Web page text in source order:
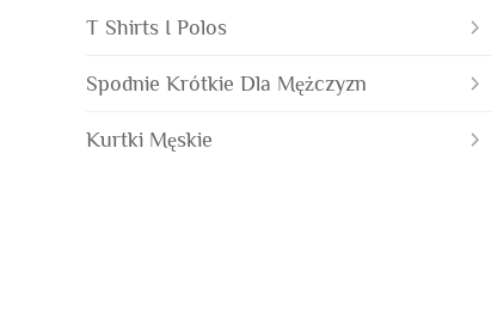
T Shirts I Polos
Spodnie Krótkie Dla Mężczyzn
Kurtki Męskie